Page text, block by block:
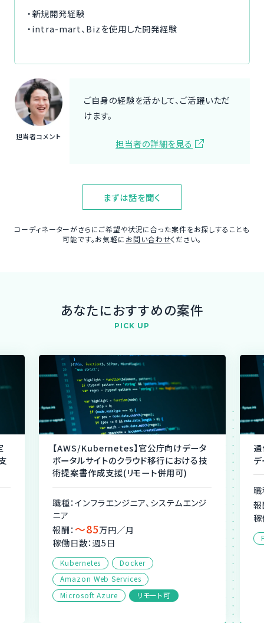
・新規開発経験
・intra-mart、Bizを使用した開発経験
担当者コメント
ご自身の経験を活かして、ご活躍いただ
けます。
担当者の詳細を見る
まずは話を聞く
コーディネーターがさらにご希望や状況に合った案件をお探しすることも
可能です。お気軽に お問い合わせください。
あなたにおすすめの案件
PICK UP
【AWS/Kubernetes】官公庁向けデータ
ポータルサイトのクラウド移行における技
術提案書作成支援(リモート併用可)
職種：インフラエンジニア、システムエンジ
ニア
報酬： 〜85万円／月
稼働日数：週5日
Kubernetes
Docker
Amazon Web Services
Microsoft Azure
リモート可
職
報